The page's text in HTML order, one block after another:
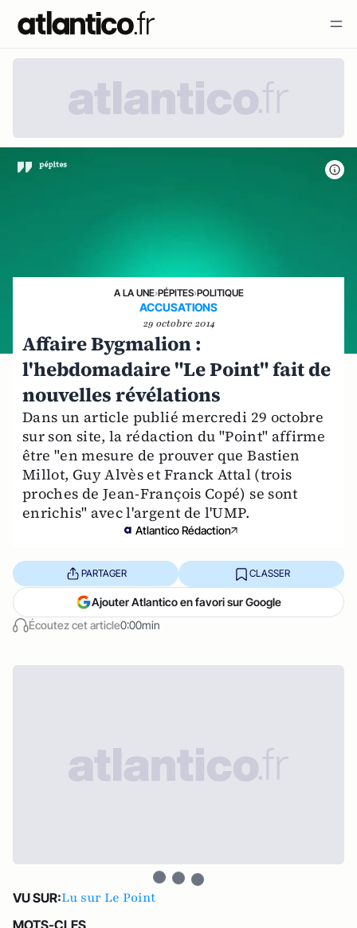
A LA UNE›PÉPITES›POLITIQUE
ACCUSATIONS
29 octobre 2014
Affaire Bygmalion :
l'hebdomadaire "Le Point" fait de
nouvelles révélations
Dans un article publié mercredi 29 octobre
sur son site, la rédaction du "Point" affirme
être "en mesure de prouver que Bastien
Millot, Guy Alvès et Franck Attal (trois
proches de Jean-François Copé) se sont
enrichis" avec l'argent de l'UMP.
Atlantico Rédaction
Écoutez cet article0:00min
PARTAGER CLASSER
Ajouter Atlantico en favori sur Google
VU SUR:Lu sur Le Point
MOTS-CLES